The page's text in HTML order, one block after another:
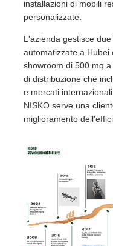
installazioni di mobili
personalizzate.
L'azienda gestisce
automatizzate a
showroom di 500 mq
di distribuzione che
e mercati
NISKO serve una
miglioramento